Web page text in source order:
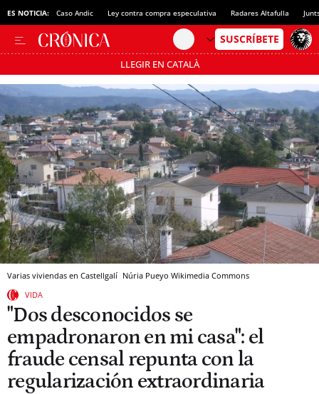
ES NOTICIA: Caso Andic Ley contra compra especulativa Radares Altafulla
LLEGIR EN CATALÀ
Pásate al MODO AHORRO
Varias viviendas en Castellgalí Núria Pueyo Wikimedia Commons
VIDA
"Dos desconocidos se
empadronaron en mi casa": el
fraude censal repunta con la
regularización extraordinaria